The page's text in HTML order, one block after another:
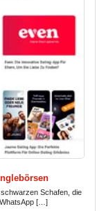
Schafen, die
[…]